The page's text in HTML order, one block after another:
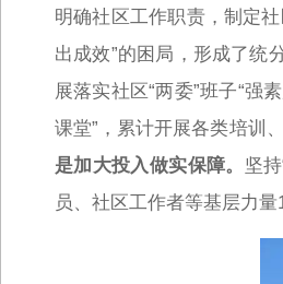
明确社区工作职责，制定
出成效”的困局，形成了统
展落实社区“两委”班子“强
课堂”，累计开展各类培训
是加大投入做实保障。 坚
员、社区工作者等基层力